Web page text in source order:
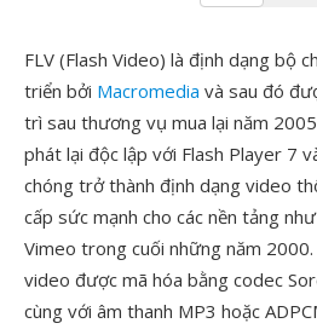
FLV (Flash Video) là định dạng bộ
triển bởi Macromedia và sau đó
trì sau thương vụ mua lại năm
phát lại độc lập với Flash Player 7
chóng trở thành định dạng video
cấp sức mạnh cho các nền tảng
Vimeo trong cuối những năm
video được mã hóa bằng codec
cùng với âm thanh MP3 hoặc